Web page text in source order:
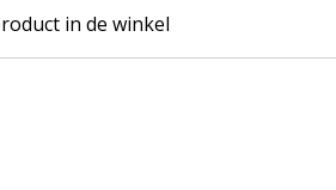
in de winkel